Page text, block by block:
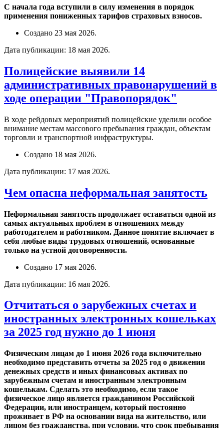
С начала года вступили в силу изменения в порядок
применения пониженных тарифов страховых взносов.
Создано 23 мая 2026.
Дата публикации: 18 мая 2026.
Полицейские выявили 14
административных правонарушений в
ходе операции "Правопорядок"
В ходе рейдовых мероприятий полицейские уделили особое
внимание местам массового пребывания граждан, объектам
торговли и транспортной инфраструктуры.
Создано 18 мая 2026.
Дата публикации: 17 мая 2026.
Чем опасна неформальная занятость
Неформальная занятость продолжает оставаться одной из
самых актуальных проблем в отношениях между
работодателем и работником. Данное понятие включает в
себя любые виды трудовых отношений, основанные
только на устной договоренности.
Создано 17 мая 2026.
Дата публикации: 16 мая 2026.
Отчитаться о зарубежных счетах и
иностранных электронных кошельках
за 2025 год нужно до 1 июня
Физическим лицам до 1 июня 2026 года включительно
необходимо представить отчеты за 2025 год о движении
денежных средств и иных финансовых активах по
зарубежным счетам и иностранным электронным
кошелькам. Сделать это необходимо, если такое
физическое лицо является гражданином Российской
Федерации, или иностранцем, который постоянно
проживает в РФ на основании вида на жительство, или
лицом без гражданства, при условии, что срок пребывания